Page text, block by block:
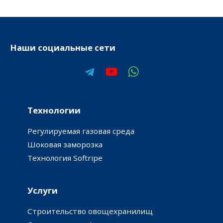
Наши социальные сети
Технологии
Регулируемая газовая среда
Шоковая заморозка
Технология Softripe
Услуги
Строительство овощехранилищ